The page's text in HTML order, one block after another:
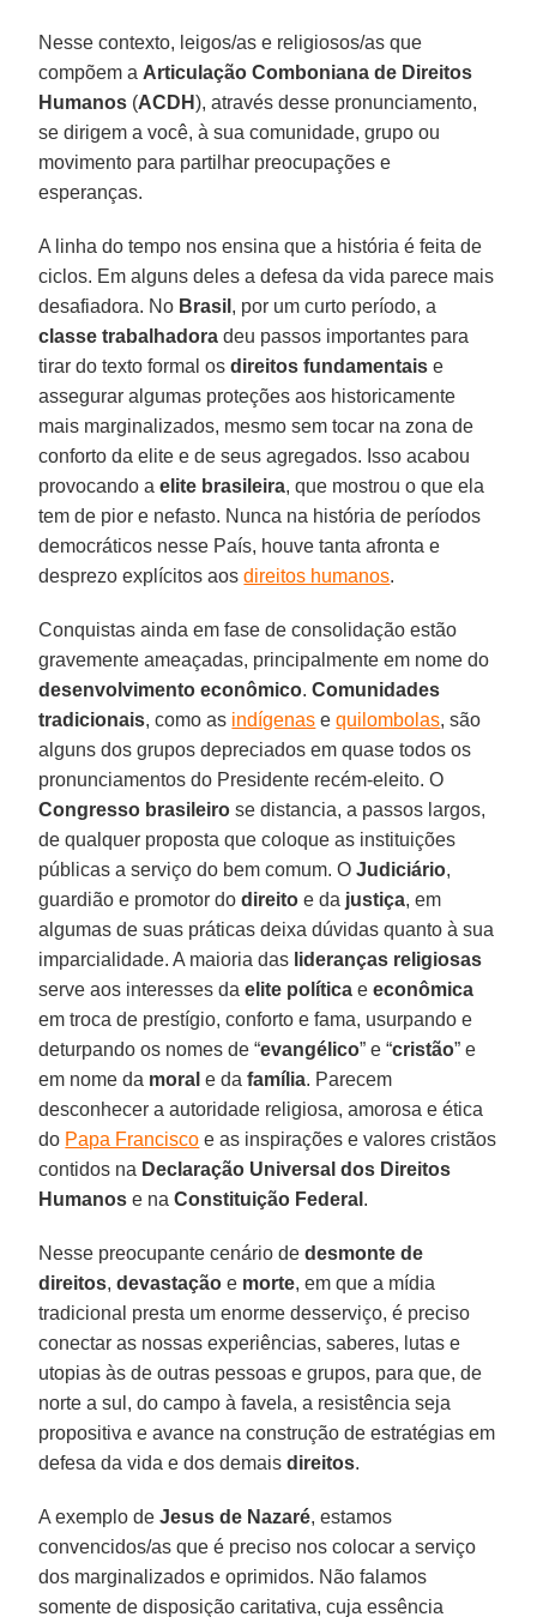
Nesse contexto, leigos/as e religiosos/as que
compõem a Articulação Comboniana de Direitos
Humanos (ACDH), através desse pronunciamento,
se dirigem a você, à sua comunidade, grupo ou
movimento para partilhar preocupações e
esperanças.
A linha do tempo nos ensina que a história é feita de
ciclos. Em alguns deles a defesa da vida parece mais
desafiadora. No Brasil , por um curto período, a
classe trabalhadora deu passos importantes para
tirar do texto formal osdireitos fundamentais e
assegurar algumas proteções aos historicamente
mais marginalizados, mesmo sem tocar na zona de
conforto da elite e de seus agregados. Isso acabou
provocando aelite brasileira, que mostrou o que ela
tem de pior e nefasto. Nunca na história de períodos
democráticos nesse País, houve tanta afronta e
desprezo explícitos aosdireitos humanos.
Conquistas ainda em fase de consolidação estão
gravemente ameaçadas, principalmente em nome do
desenvolvimento econômico.Comunidades
tradicionais, como as indígenas equilombolas, são
alguns dos grupos depreciados em quase todos os
pronunciamentos do Presidente recém-eleito. O
Congresso brasileiro se distancia, a passos largos,
de qualquer proposta que coloque as instituições
públicas a serviço do bem comum. OJudiciário,
guardião e promotor dodireito e da justiça, em
algumas de suas práticas deixa dúvidas quanto à sua
imparcialidade. A maioria das lideranças religiosas
serve aos interesses daelite política eeconômica
em troca de prestígio, conforto e fama, usurpando e
deturpando os nomes de “evangélico” e “cristão” e
em nome da moral e dafamília. Parecem
desconhecer a autoridade religiosa, amorosa e ética
do Papa Francisco e as inspirações e valores cristãos
contidos na Declaração Universal dos Direitos
Humanos e naConstituição Federal .
Nesse preocupante cenário dedesmonte de
direitos,devastação e morte, em que a mídia
tradicional presta um enorme desserviço, é preciso
conectar as nossas experiências, saberes, lutas e
utopias às de outras pessoas e grupos, para que, de
norte a sul, do campo à favela, a resistência seja
propositiva e avance na construção de estratégias em
defesa da vida e dos demaisdireitos.
A exemplo deJesus de Nazaré, estamos
convencidos/as que é preciso nos colocar a serviço
dos marginalizados e oprimidos. Não falamos
somente de disposição caritativa, cuja essência